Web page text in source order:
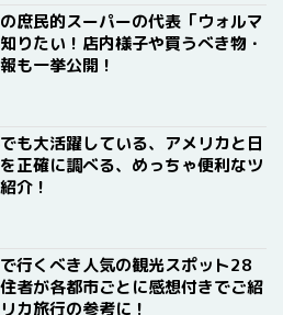
庶民的スーパーの代表「ウォルマ
りたい！店内様子や買うべき物・
も一挙公開！
も大活躍している、アメリカと日
正確に調べる、めっちゃ便利なツ
介！
行くべき人気の観光スポット28
者が各都市ごとに感想付きでご紹
カ旅行の参考に！